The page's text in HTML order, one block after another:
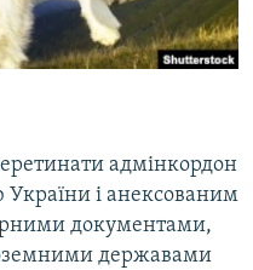
адмінкордон
і анексованим
документами,
державами